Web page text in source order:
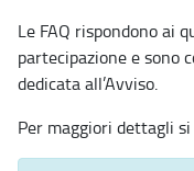
Le FAQ rispondono ai
partecipazione e sono
dedicata all’Avviso.
Per maggiori dettagli